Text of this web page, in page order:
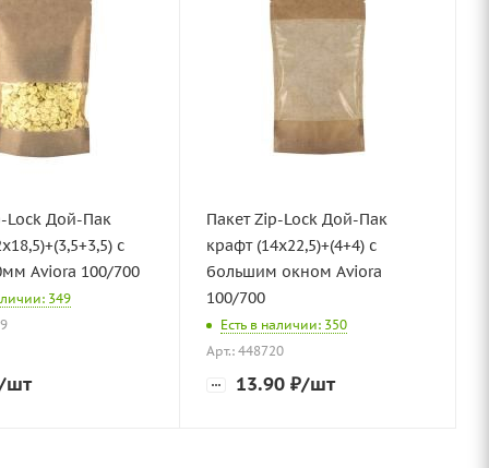
Lock Дой-Пак
с
Aviora 100/700
349
шт
Пакет Zip-Lock Дой-Пак
крафт (14х22,5)+(4+4) с
большим окном Aviora
100/700
Есть в наличии: 350
Арт.: 448720
13.90 ₽/шт